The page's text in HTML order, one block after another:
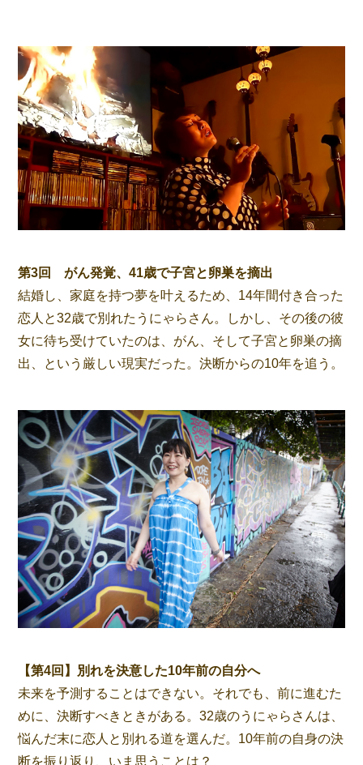
第3回 がん発覚、41歳で子宮と卵巣を摘出
結婚し、家庭を持つ夢を叶えるため、14年間付き合った
恋人と32歳で別れたうにゃらさん。しかし、その後の彼
女に待ち受けていたのは、がん、そして子宮と卵巣の摘
出、という厳しい現実だった。決断からの10年を追う。
【第4回】別れを決意した10年前の自分へ
未来を予測することはできない。それでも、前に進むた
めに、決断すべきときがある。32歳のうにゃらさんは、
悩んだ末に恋人と別れる道を選んだ。10年前の自身の決
断を振り返り、いま思うことは？